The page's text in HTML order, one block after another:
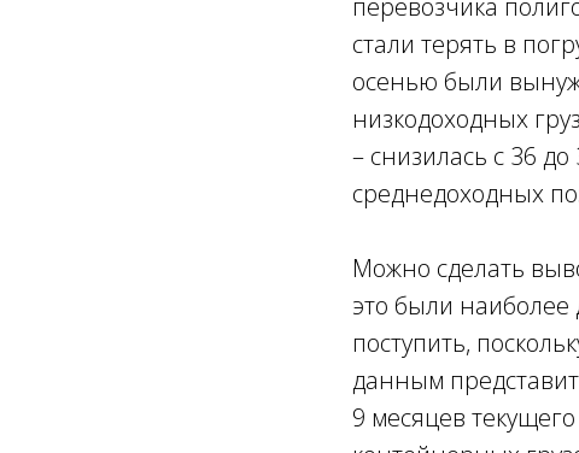
перевозчика
стали терять в
осенью были
низкодоходных
– снизилась с 36
среднедоходных
Можно сделать
это были
поступить,
данным
9 месяцев